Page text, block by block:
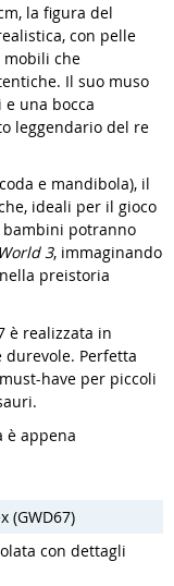
la figura del
con pelle
che
Il suo muso
una bocca
leggendario del re
e mandibola), il
ideali per il gioco
bambini potranno
3, immaginando
preistoria
è realizzata in
Perfetta
have per piccoli
è appena
(GWD67)
con dettagli